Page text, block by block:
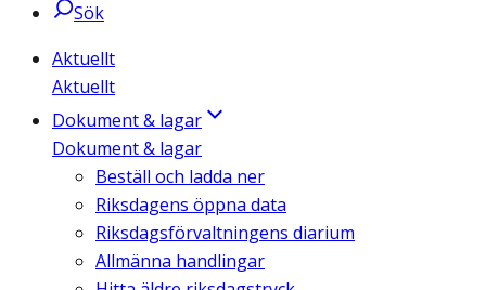
Sök
Aktuellt
Aktuellt
Dokument & lagar
Dokument & lagar
Beställ och ladda ner
Riksdagens öppna data
Riksdagsförvaltningens diarium
Allmänna handlingar